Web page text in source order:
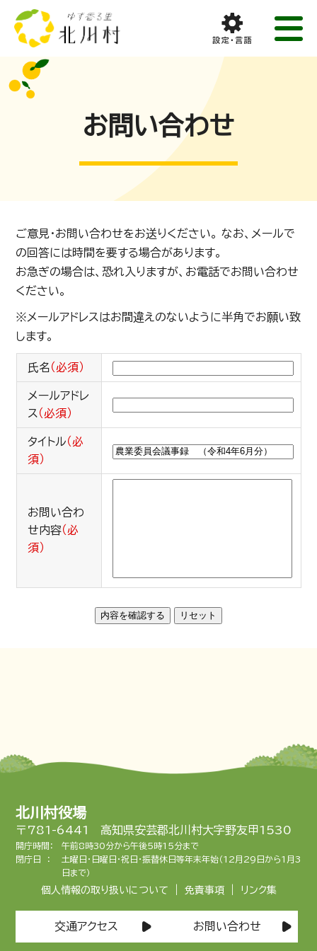
お問い合わせ
ご意見・お問い合わせをお送りください。 なお、メールで
の回答には時間を要する場合があります。
お急ぎの場合は、恐れ入りますが、お電話でお問い合わせ
ください。
※メールアドレスはお間違えのないように半角でお願い致
します。
氏名（必須）
メールアドレ
ス（必須）
タイトル（必
須）
お問い合わ
せ内容（必
須）
北川村役場
〒781-6441 高知県安芸郡北川村大字野友甲1530
開庁時間：
午前8時30分から午後5時15分まで
閉庁日 ：
土曜日・日曜日・祝日・振替休日等年末年始（12月29日から1月3
日まで）
個人情報の取り扱いについて 免責事項 リンク集
交通アクセス お問い合わせ